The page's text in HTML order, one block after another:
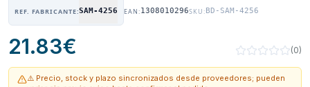
REF. FABRICANTE:SAM-4256 EAN:1308010296SKU:BD-SAM-4256
21.83€ (0)
⚠️ Precio, stock y plazo sincronizados desde proveedores; pueden